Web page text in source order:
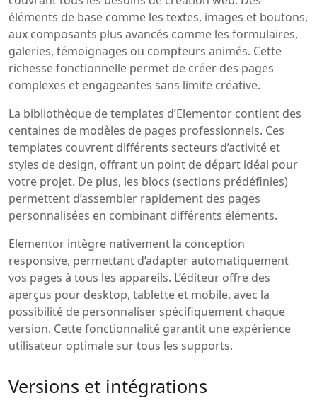
éléments de base comme les textes, images et boutons,
aux composants plus avancés comme les formulaires,
galeries, témoignages ou compteurs animés. Cette
richesse fonctionnelle permet de créer des pages
complexes et engageantes sans limite créative.
La bibliothèque de templates d’Elementor contient des
centaines de modèles de pages professionnels. Ces
templates couvrent différents secteurs d’activité et
styles de design, offrant un point de départ idéal pour
votre projet. De plus, les blocs (sections prédéfinies)
permettent d’assembler rapidement des pages
personnalisées en combinant différents éléments.
Elementor intègre nativement la conception
responsive, permettant d’adapter automatiquement
vos pages à tous les appareils. L’éditeur offre des
aperçus pour desktop, tablette et mobile, avec la
possibilité de personnaliser spécifiquement chaque
version. Cette fonctionnalité garantit une expérience
utilisateur optimale sur tous les supports.
Versions et intégrations